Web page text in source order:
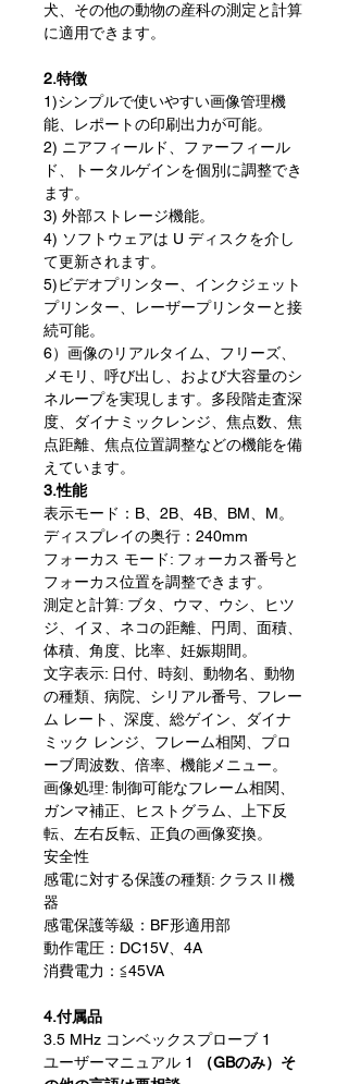
犬、その他の動物の産科の測定と計算
に適用できます。
2.特徴
1)シンプルで使いやすい画像管理機
能、レポートの印刷出力が可能。
2) ニアフィールド、ファーフィール
ド、トータルゲインを個別に調整でき
ます。
3) 外部ストレージ機能。
4) ソフトウェアは U ディスクを介し
て更新されます。
5)ビデオプリンター、インクジェット
プリンター、レーザープリンターと接
続可能。
6）画像のリアルタイム、フリーズ、
メモリ、呼び出し、および大容量のシ
ネループを実現します。多段階走査深
度、ダイナミックレンジ、焦点数、焦
点距離、焦点位置調整などの機能を備
えています。
3.性能
表示モード：B、2B、4B、BM、M。
ディスプレイの奥行：240mm
フォーカス モード: フォーカス番号と
フォーカス位置を調整できます。
測定と計算: ブタ、ウマ、ウシ、ヒツ
ジ、イヌ、ネコの距離、円周、面積、
体積、角度、比率、妊娠期間。
文字表示: 日付、時刻、動物名、動物
の種類、病院、シリアル番号、フレー
ム レート、深度、総ゲイン、ダイナ
ミック レンジ、フレーム相関、プロ
ーブ周波数、倍率、機能メニュー。
画像処理: 制御可能なフレーム相関、
ガンマ補正、ヒストグラム、上下反
転、左右反転、正負の画像変換。
安全性
感電に対する保護の種類: クラスⅡ機
器
感電保護等級：BF形適用部
動作電圧：DC15V、4A
消費電力：≦45VA
4.付属品
3.5 MHz コンベックスプローブ 1
ユーザーマニュアル 1
（GBのみ）そ